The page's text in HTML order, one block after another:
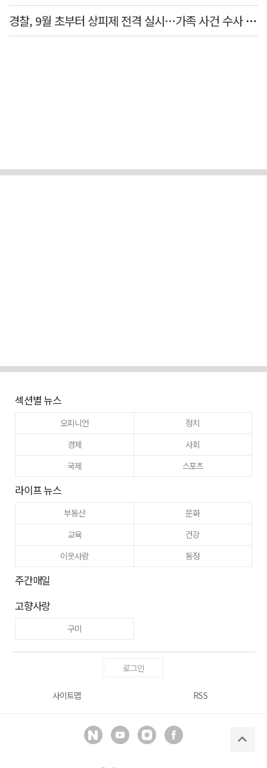
경찰, 9월 초부터 상피제 전격 실시…가족 사건 수사 못해
섹션별 뉴스
오피니언
정치
경제
사회
국제
스포츠
라이프 뉴스
부동산
문화
교육
건강
이웃사랑
동정
주간매일
고향사랑
구미
로그인
사이트맵 RSS